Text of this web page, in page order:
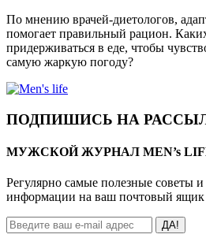
По мнению врачей-диетологов,
помогает правильный рацион.
придерживаться в еде, чтобы
самую жаркую погоду?
ПОДПИШИСЬ НА
МУЖСКОЙ ЖУРНАЛ MEN’s
Регулярно самые полезные советы
информации на ваш почтовый ящик
ДА!